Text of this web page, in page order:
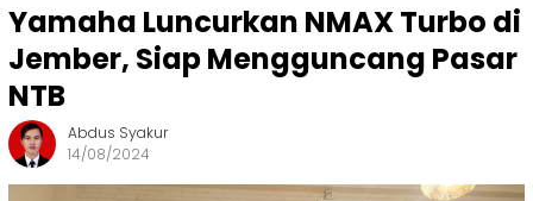
Yamaha Luncurkan NMAX Turbo di
Jember, Siap Mengguncang Pasar
NTB
Abdus Syakur
14/08/2024